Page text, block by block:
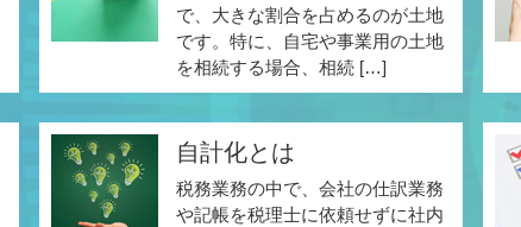
で、大きな割合を占めるのが土地
です。特に、自宅や事業用の土地
を相続する場合、相続 […]
自計化とは
税務業務の中で、会社の仕訳業務
や記帳を税理士に依頼せずに社内